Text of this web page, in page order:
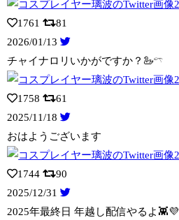
1761
81
2026/01/13
チャイナロリいかがですか？🦢𓍼
1758
61
2025/11/18
おはようございます
1744
90
2025/12/31
2025年最終日 年越し配信やるよ👾💜